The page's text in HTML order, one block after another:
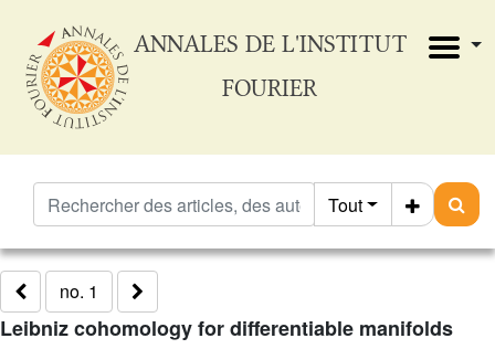
ANNALES DE L'INSTITUT
FOURIER
Tout
no. 1
Leibniz cohomology for differentiable manifolds